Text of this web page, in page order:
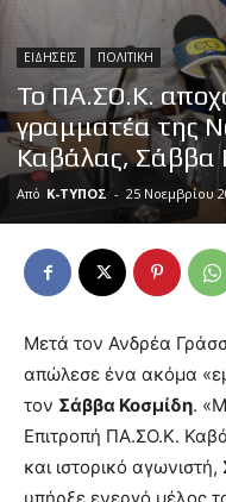
ΕΙΔΗΣΕΙΣ ΠΟΛΙΤΙΚΗ
Το ΠΑ.ΣΟ.Κ.
γραμματέα της
Καβάλας, Σάββα
Από Κ-ΤΥΠΟΣ - 25 Νοεμβρίου
Μετά τον Ανδρέα
απώλεσε ένα ακόμα
τον Σάββα Κοσμίδη.
Επιτροπή ΠΑ.ΣΟ.Κ.
και ιστορικό